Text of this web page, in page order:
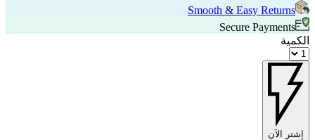
Smooth & Easy Returns
Secure Payments
الكمية
إشتر الآن